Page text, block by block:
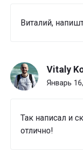
Виталий,
Vitaly
Январь
Так написал и
отлично!